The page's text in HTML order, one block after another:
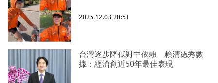
2025.12.08 20:51
台灣逐步降低對中依賴 賴清德秀數
據：經濟創近50年最佳表現